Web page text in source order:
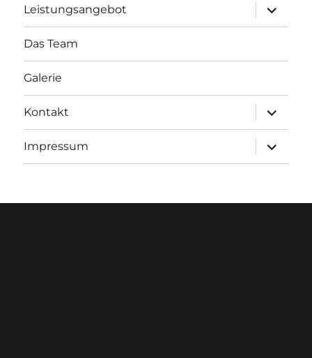
Leistungsangebot
öffnen
Das Team
Galerie
Kontakt
öffnen
Impressum
öffnen